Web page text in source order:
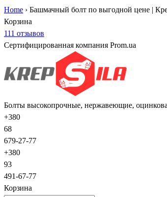
Home › Башмачный болт по выгодной цене |
Корзина
111 отзывов
Сертифицированная компания Prom.ua
Болты высокопрочные, нержавеющие,
+380
68
679-27-77
+380
93
491-67-77
Корзина